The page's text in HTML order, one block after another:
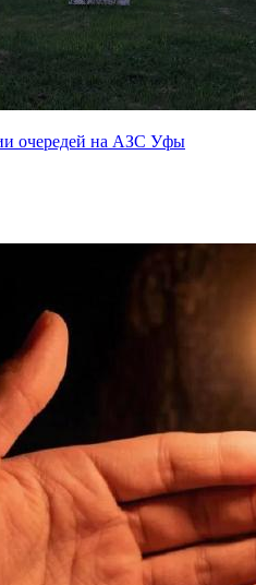
очередей на АЗС Уфы